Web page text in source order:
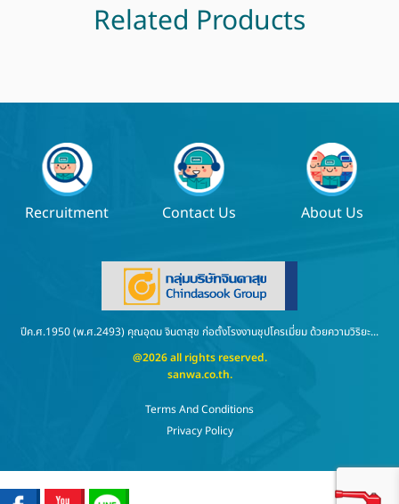
Related Products
Recruitment Contact Us About Us
ปีค.ศ.1950 (พ.ศ.2493) คุณอุดม จินดาสุข ก่อตั้งโรงงานชุปโครเมี่ยม ด้วยความวิริยะ...
@2026 all rights reserved.
sanwa.co.th.
Terms And Conditions
Privacy Policy